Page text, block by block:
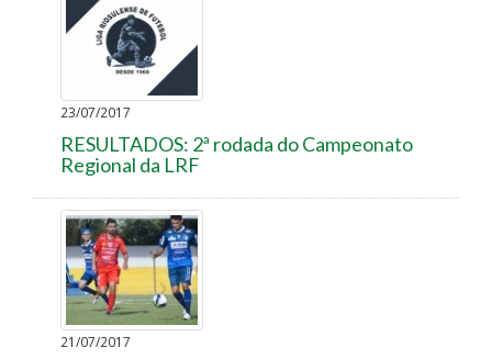
23/07/2017
RESULTADOS: 2ª rodada do Campeonato
Regional da LRF
21/07/2017